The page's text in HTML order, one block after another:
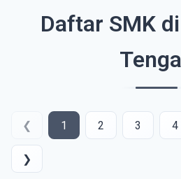
Daftar SMK
❮ 1 2 3 4
❯